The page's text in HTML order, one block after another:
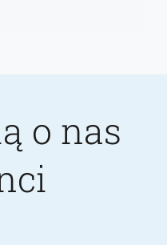
o nas